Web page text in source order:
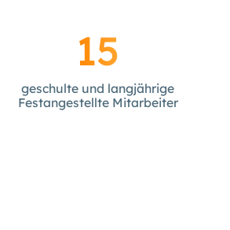
15
geschulte und langjährige
Festangestellte Mitarbeiter